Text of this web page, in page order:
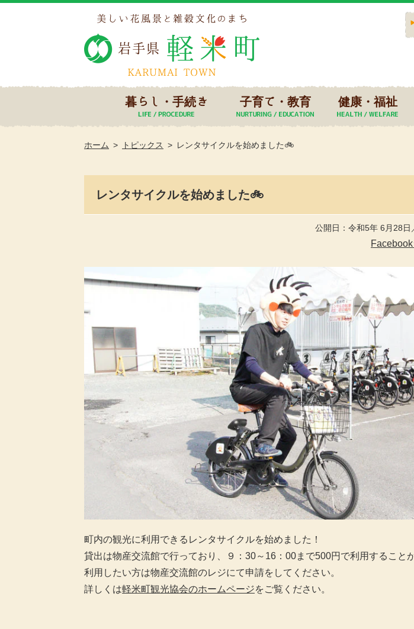
暮らし・手続き 子育て・教育 健康・福祉
ホーム トピックス レンタサイクルを始めました🚲
レンタサイクルを始めました🚲
公開日：令和5年 6月28
町内の観光に利用できるレンタサイクルを始めました！
貸出は物産交流館で行っており、９：30～16：00まで500円で利用すること
利用したい方は物産交流館のレジにて申請をしてください。
詳しくは軽米町観光協会のホームページをご覧ください。